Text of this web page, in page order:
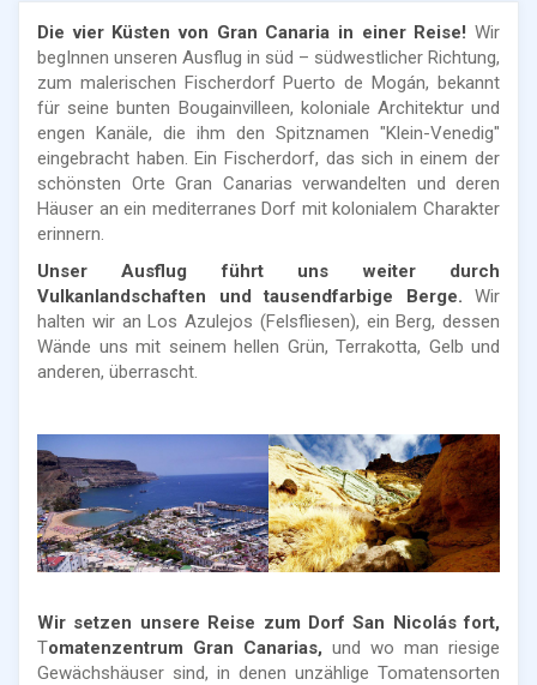
Die vier Küsten von Gran Canaria in einer Reise! Wir
begInnen unseren Ausflug in süd – südwestlicher Richtung,
zum malerischen Fischerdorf Puerto de Mogán, bekannt
für seine bunten Bougainvilleen, koloniale Architektur und
engen Kanäle, die ihm den Spitznamen "Klein-Venedig"
eingebracht haben. Ein Fischerdorf, das sich in einem der
schönsten Orte Gran Canarias verwandelten und deren
Häuser an ein mediterranes Dorf mit kolonialem Charakter
erinnern.
Unser Ausflug führt uns weiter durch
Vulkanlandschaften und tausendfarbige Berge. Wir
halten wir an Los Azulejos (Felsfliesen), ein Berg, dessen
Wände uns mit seinem hellen Grün, Terrakotta, Gelb und
anderen, überrascht.
Wir setzen unsere Reise zum Dorf San Nicolás fort,
Tomatenzentrum Gran Canarias, und wo man riesige
Gewächshäuser sind, in denen unzählige Tomatensorten